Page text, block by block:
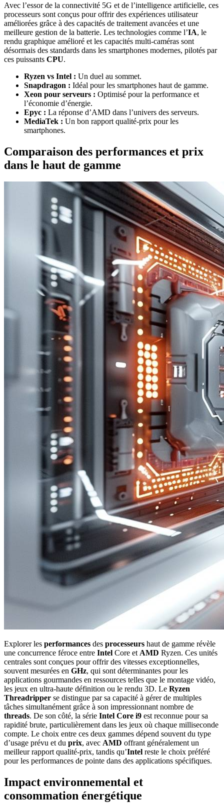
Avec l’essor de la connectivité 5G et de l’intelligence artificielle, ces
processeurs sont conçus pour offrir des expériences utilisateur
améliorées grâce à des capacités de traitement avancées et une
meilleure gestion de la batterie. Les technologies comme l’IA, le
rendu graphique amélioré et les capacités multi-caméras sont
désormais des standards dans les smartphones modernes, pilotés par
ces puissants CPU.
Ryzen vs Intel : Un duel au sommet.
Snapdragon : Idéal pour les smartphones haut de gamme.
Xeon pour serveurs : Optimisé pour la performance et
l’économie d’énergie.
Epyc : La réponse d’AMD dans l’univers des serveurs.
MediaTek : Un bon rapport qualité-prix pour les
smartphones.
Comparaison des performances et prix
dans le haut de gamme
Explorer les performances des processeurs haut de gamme révèle
une concurrence féroce entre Intel Core etAMD Ryzen. Ces unités
centrales sont conçues pour offrir des vitesses exceptionnelles,
souvent mesurées en GHz, qui sont déterminantes pour les
applications gourmandes en ressources telles que le montage vidéo,
les jeux en ultra-haute définition ou le rendu 3D. Le Ryzen
Threadripper se distingue par sa capacité à gérer de multiples
tâches simultanément grâce à son impressionnant nombre de
threads. De son côté, la série Intel Core i9 est reconnue pour sa
rapidité brute, particulièrement dans les jeux où chaque milliseconde
compte. Le choix entre ces deux gammes dépend souvent du type
d’usage prévu et du prix, avec AMD offrant généralement un
meilleur rapport qualité-prix, tandis qu’Intel reste le choix préféré
pour les performances de pointe dans des applications spécifiques.
Impact environnemental et
consommation énergétique